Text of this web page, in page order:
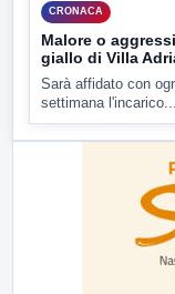
CRONACA
Malore o
giallo di Villa
Sarà affidato con
settimana l'incarico...